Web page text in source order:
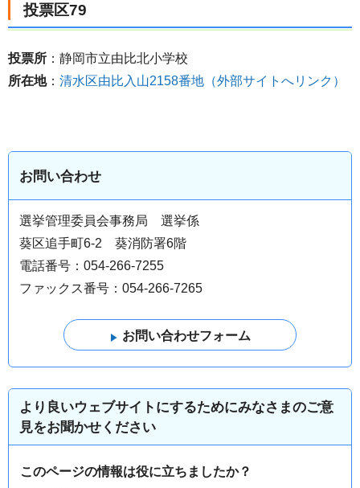
投票区79
投票所 ：静岡市立由比北小学校
所在地： 清水区由比入山2158番地（外部サイトへリンク）
お問い合わせ
選挙管理委員会事務局 選挙係
葵区追手町6-2 葵消防署6階
電話番号：054-266-7255
ファックス番号：054-266-7265
より良いウェブサイトにするためにみなさまのご意
見をお聞かせください
このページの情報は役に立ちましたか？